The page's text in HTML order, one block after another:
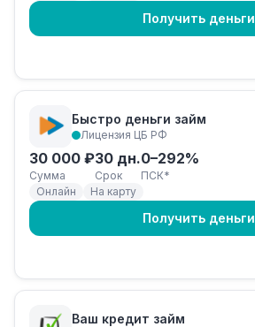
Получить деньги
Быстро деньги займ
Лицензия ЦБ РФ
30 000 ₽
Сумма
30 дн.
Срок
0–292%
ПСК*
Онлайн
На карту
Получить деньги
Ваш кредит займ